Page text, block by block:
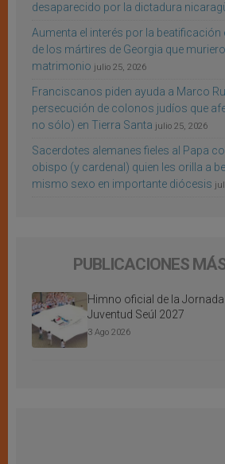
desaparecido por la dictadura
Aumenta el interés por la beatificación
de los mártires de Georgia que
matrimonio julio 25, 2026
Franciscanos piden ayuda a Marco
persecución de colonos judíos que
no sólo) en Tierra Santa julio 25, 2026
Sacerdotes alemanes fieles al Papa
obispo (y cardenal) quien les orilla a
mismo sexo en importante diócesis
PUBLICACIONES
Himno oficial de la
Juventud Seúl 2027
3 Ago 2026